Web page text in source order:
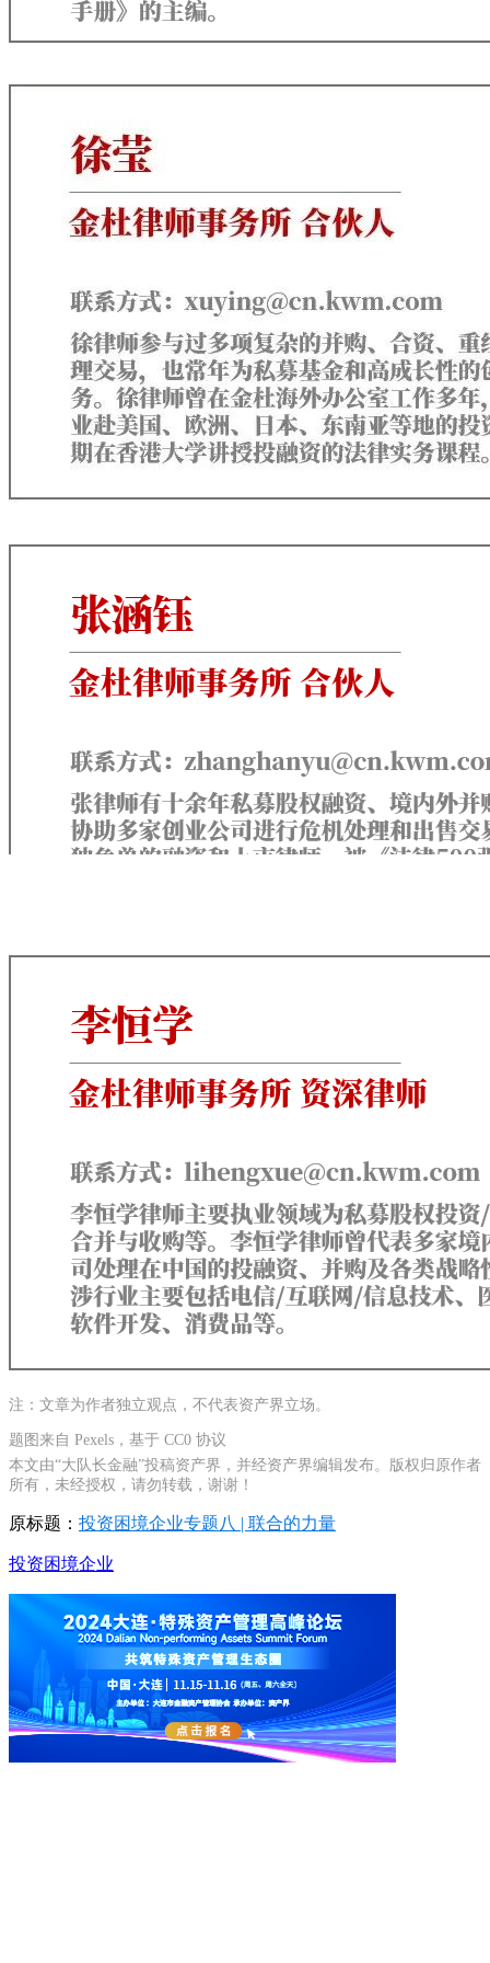
注：文章为作者独立观点，不代表资产界立场。
题图来自 Pexels，基于 CC0 协议
本文由“大队长金融”投稿资产界，并经资产界编辑发布。版权归原作者
所有，未经授权，请勿转载，谢谢！
原标题： 投资困境企业专题八 | 联合的力量
投资困境企业